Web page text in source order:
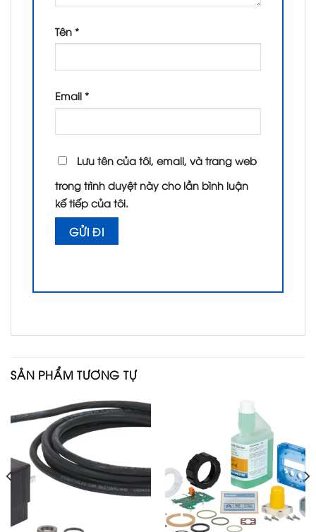
Tên *
Email *
Lưu tên của tôi, email, và trang web
trong trình duyệt này cho lần bình luận
kế tiếp của tôi.
SẢN PHẨM TƯƠNG TỰ